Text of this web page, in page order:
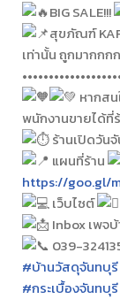
BIG SALE!!!
สุขภัณฑ์
เท่าน้้น ถูกมากกก
หากส
พนักงานขายได้ที่
ร้านเปิดวัน
แผนที่ร้าน
https://goo.gl/
เว็บไซต์
Inbox เพจ
039-
#บ้านวัสดุจันทบุรี
#กระเบื้องจันทบุรี